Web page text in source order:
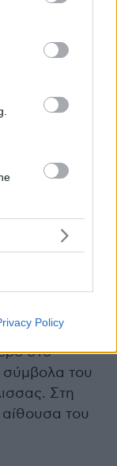
party tags to
below Google
Policy
εδώ και
να
Αύγουστο
των
έχει ήδη
στο
Ο
στο
σύμβολα του
Στη
του